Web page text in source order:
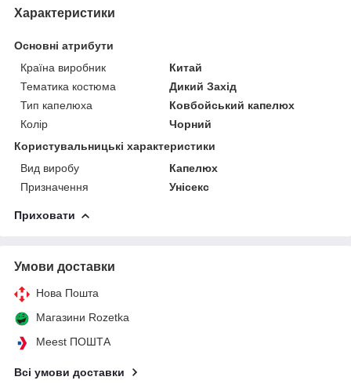
Характеристики
Основні атрибути
Країна виробник
Китай
Тематика костюма
Дикий Захід
Тип капелюха
Ковбойський капелюх
Колір
Чорний
Користувальницькі характеристики
Вид виробу
Капелюх
Призначення
Унісекс
Приховати
Умови доставки
Нова Пошта
Магазини Rozetka
Meest ПОШТА
Всі умови доставки